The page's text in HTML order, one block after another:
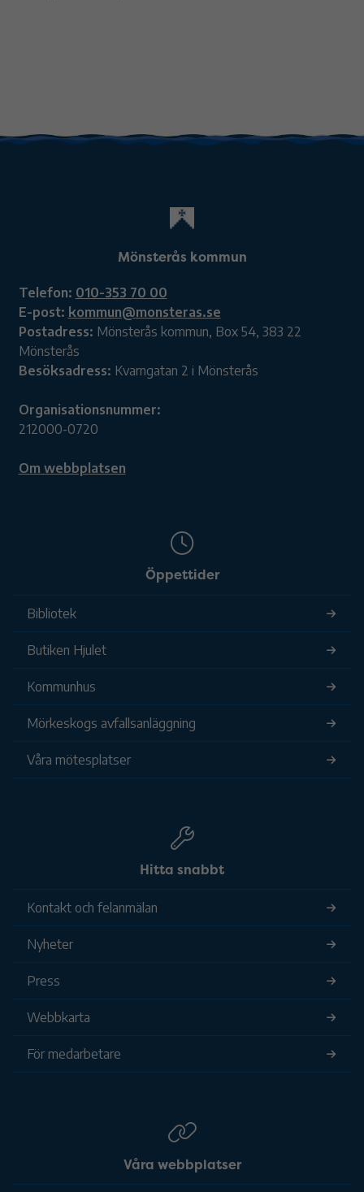
Mönsterås kommun
Telefon: 010-353 70 00
E-post: kommun@monsteras.se
Postadress: Mönsterås kommun, Box 54, 383 22
Mönsterås
Besöksadress: Kvarngatan 2 i Mönsterås
Organisationsnummer:
212000-0720
Om webbplatsen
Öppettider
Bibliotek
Butiken Hjulet
Kommunhus
Mörkeskogs avfallsanläggning
Våra mötesplatser
Hitta snabbt
Kontakt och felanmälan
Nyheter
Press
Webbkarta
För medarbetare
Våra webbplatser